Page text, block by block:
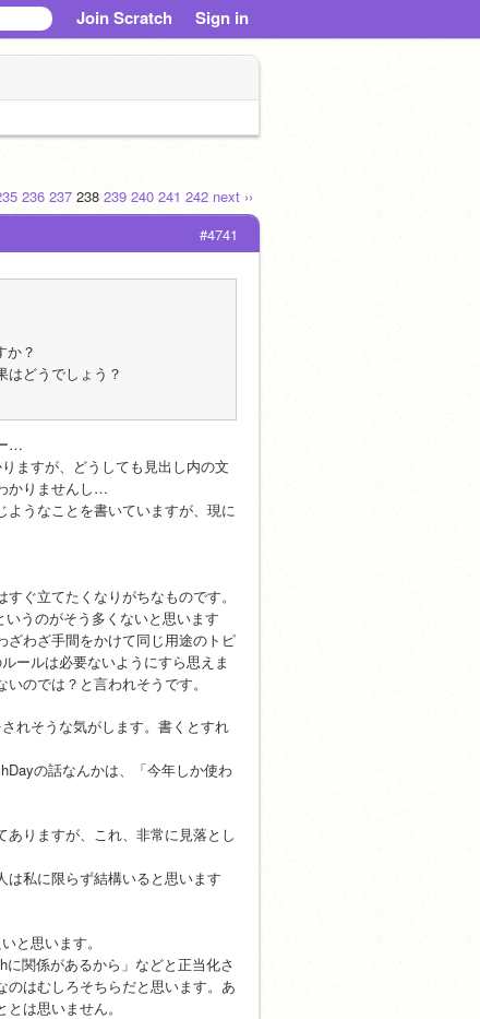
Join Scratch Sign in
236 237 238 239 240 241 242 next ››
#4741
か？
はどうでしょう？
…
ますが、どうしても見出し内の文
かりませんし…
ようなことを書いていますが、現に
ぐ立てたくなりがちなものです。
うのがそう多くないと思います
ざわざ手間をかけて同じ用途のトピ
ールは必要ないようにすら思えま
のでは？と言われそうです。
れそうな気がします。書くとすれ
の話なんかは、「今年しか使わ
りますが、これ、非常に見落とし
私に限らず結構いると思います
と思います。
関係があるから」などと正当化さ
はむしろそちらだと思います。あ
は思いません。